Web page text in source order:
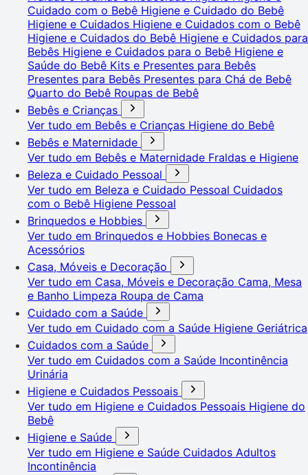
Cuidado com o Bebê Higiene e Cuidado do Bebê
Higiene e Cuidados Higiene e Cuidados com o Bebê
Higiene e Cuidados do Bebê Higiene e Cuidados para
Bebês Higiene e Cuidados para o Bebê Higiene e
Saúde do Bebê Kits e Presentes para Bebês
Presentes para Bebês Presentes para Chá de Bebê
Quarto do Bebê Roupas de Bebê
Bebês e Crianças
Ver tudo em Bebês e Crianças Higiene do Bebê
Bebês e Maternidade
Ver tudo em Bebês e Maternidade Fraldas e Higiene
Beleza e Cuidado Pessoal
Ver tudo em Beleza e Cuidado Pessoal Cuidados
com o Bebê Higiene Pessoal
Brinquedos e Hobbies
Ver tudo em Brinquedos e Hobbies Bonecas e
Acessórios
Casa, Móveis e Decoração
Ver tudo em Casa, Móveis e Decoração Cama, Mesa
e Banho Limpeza Roupa de Cama
Cuidado com a Saúde
Ver tudo em Cuidado com a Saúde Higiene Geriátrica
Cuidados com a Saúde
Ver tudo em Cuidados com a Saúde Incontinência
Urinária
Higiene e Cuidados Pessoais
Ver tudo em Higiene e Cuidados Pessoais Higiene do
Bebê
Higiene e Saúde
Ver tudo em Higiene e Saúde Cuidados Adultos
Incontinência